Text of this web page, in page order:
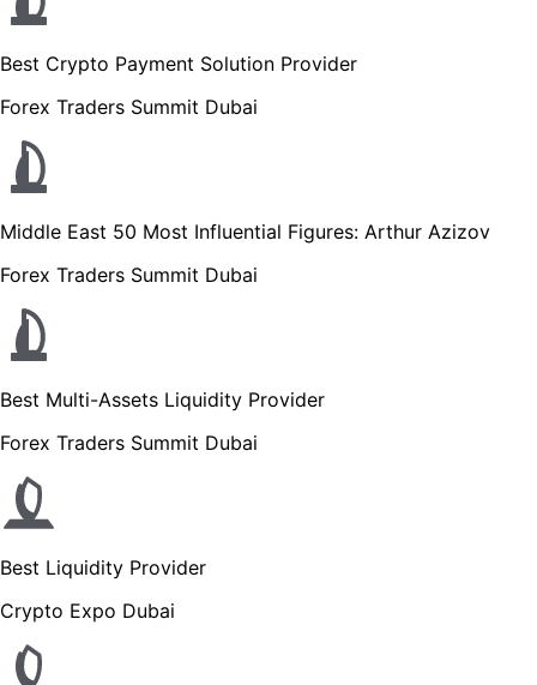
Best Crypto Payment Solution Provider
Forex Traders Summit Dubai
Middle East 50 Most Influential Figures: Arthur Azizov
Forex Traders Summit Dubai
Best Multi-Assets Liquidity Provider
Forex Traders Summit Dubai
Best Liquidity Provider
Crypto Expo Dubai